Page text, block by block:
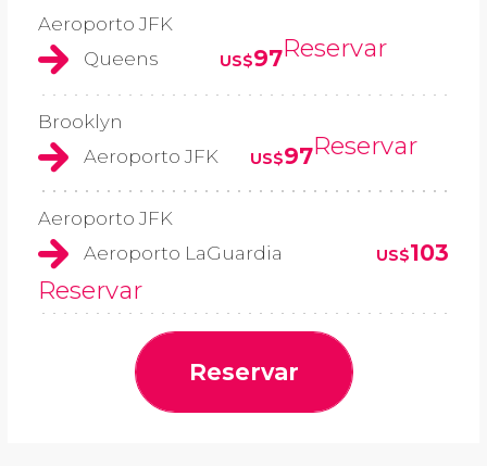
Aeroporto JFK
Queens
US$97Reservar
Brooklyn
Aeroporto JFK
US$97Reservar
Aeroporto JFK
Aeroporto LaGuardia
US$103
Reservar
Reservar